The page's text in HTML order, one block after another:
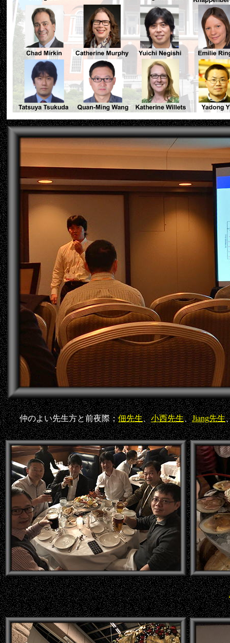
仲のよい先生方と前夜際；佃先生、小西先生、Jiang先生